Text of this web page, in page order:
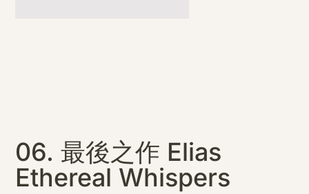
06. 最後之作 Elias
Ethereal Whispers